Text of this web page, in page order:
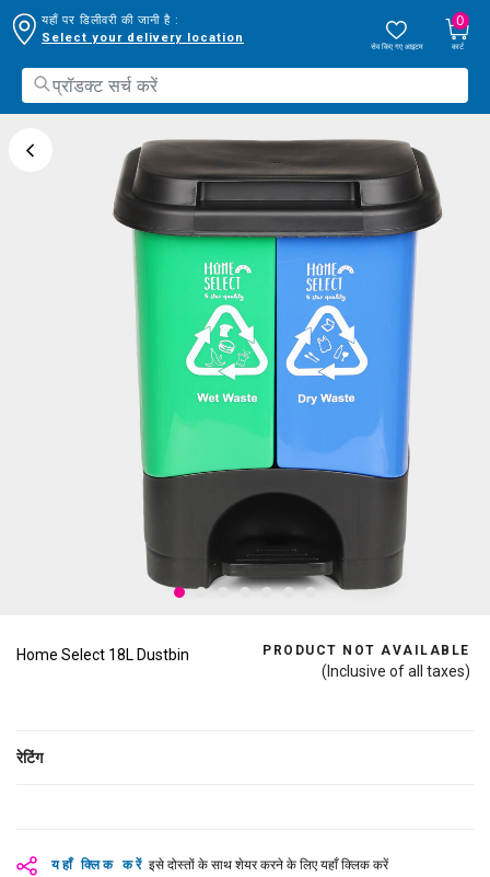
यहाँ पर डिलीवरी की जानी है :
Select your delivery location
सेव किए गए आइटम
0
कार्ट
Home Select 18L Dustbin PRODUCT NOT AVAILABLE
(Inclusive of all taxes)
रेटिंग
यहाँ क्लिक करें इसे दोस्तों के साथ शेयर करने के लिए यहाँ क्लिक करें